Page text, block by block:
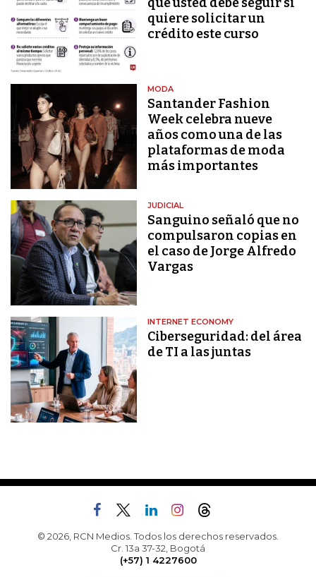
quiere solicitar un
crédito este curso
MODA
Santander Fashion
Week celebra nueve
años como una de las
plataformas de moda
más importantes
JUDICIAL
Sanguino señaló que no
compulsaron copias en
el caso de Jorge Alfredo
Vargas
INTERNET ECONOMY
Ciberseguridad: del área
de TI a las juntas
© 2026, RCN Medios. Todos los derechos reservados.
Cr. 13a 37-32, Bogotá
(+57) 1 4227600